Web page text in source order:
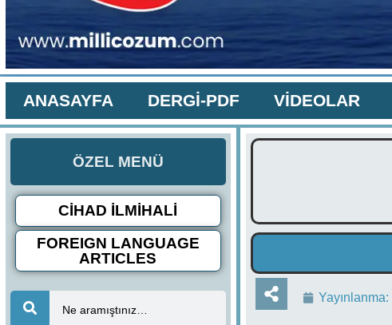
ANASAYFA DERGİ-PDF VİDEOLAR
ÖZEL MENÜ
CİHAD İLMİHALİ
FOREIGN LANGUAGE
ARTICLES
Ne aramıştınız…
Yayınlanma: